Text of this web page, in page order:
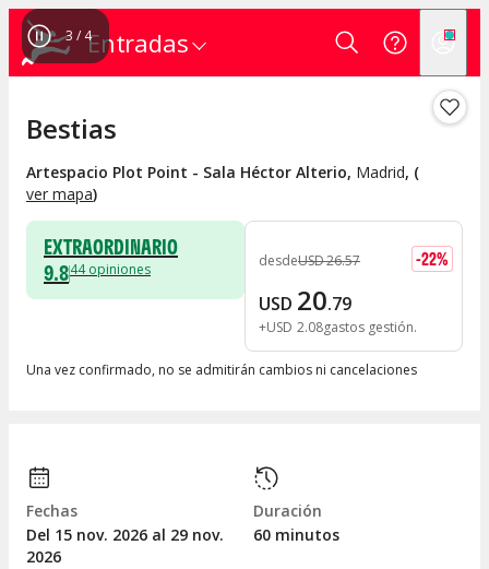
Entradas
3 / 4
Bestias
Artespacio Plot Point - Sala Héctor Alterio, Madrid, (
ver mapa)
EXTRAORDINARIO
9.844 opiniones desdeUSD26.57 -22%
USD 20.79
+USD 2.08gastos gestión
Una vez confirmado, no se admitirán cambios ni cancelaciones
Fechas
Del 15 nov. 2026 al 29 nov.
2026
Duración
60 minutos